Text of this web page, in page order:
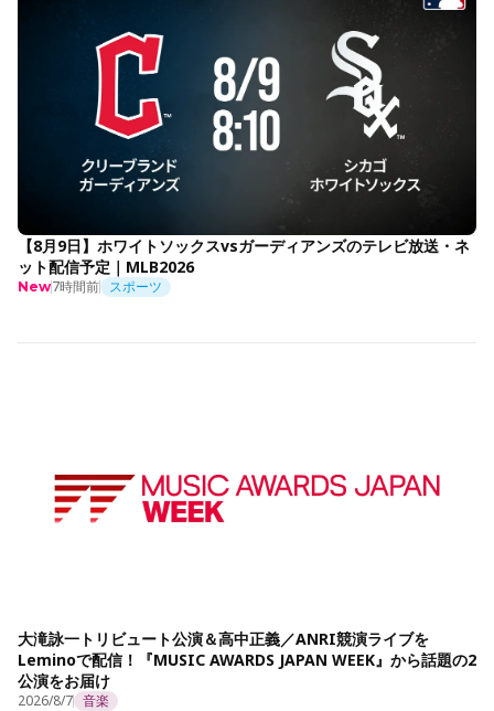
【8月9日】ホワイトソックスvsガーディアンズのテレビ放送・ネ
ット配信予定｜MLB2026
New7時間前 スポーツ
大滝詠一トリビュート公演＆高中正義／ANRI競演ライブを
Leminoで配信！『MUSIC AWARDS JAPAN WEEK』から話題の2
公演をお届け
2026/8/7 音楽